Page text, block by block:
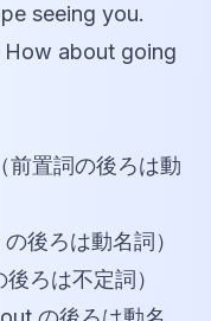
seeing you.
about going
前置詞の後ろは動
後ろは動名詞）
ろは不定詞）